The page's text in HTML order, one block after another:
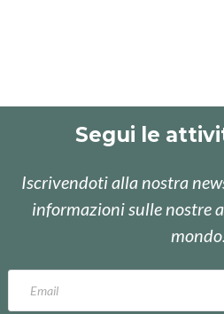
Segui le
Iscrivendoti alla nostra
informazioni sulle nostre
mondo.